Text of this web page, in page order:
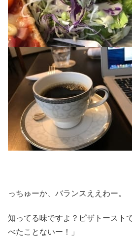
っちゅーか、バランスええわー。
知ってる味ですよ？ピザトースト
べたことないー！」